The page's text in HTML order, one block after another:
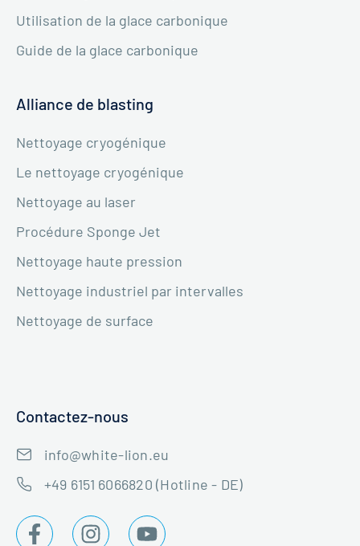
Utilisation de la glace carbonique
Guide de la glace carbonique
Alliance de blasting
Nettoyage cryogénique
Le nettoyage cryogénique
Nettoyage au laser
Procédure Sponge Jet
Nettoyage haute pression
Nettoyage industriel par intervalles
Nettoyage de surface
Contactez-nous
info@white-lion.eu
+49 6151 6066820 (Hotline - DE)